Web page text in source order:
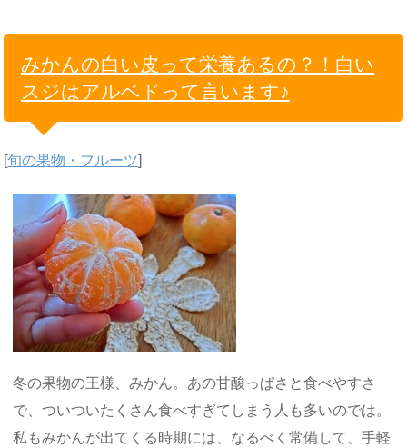
みかんの白い皮って栄養あるの？！白い
スジはアルベドって言います♪
[旬の果物・フルーツ]
冬の果物の王様、みかん。あの甘酸っぱさと食べやすさ
で、ついついたくさん食べすぎてしまう人も多いのでは。
私もみかんが出てくる時期には、なるべく常備して、手軽